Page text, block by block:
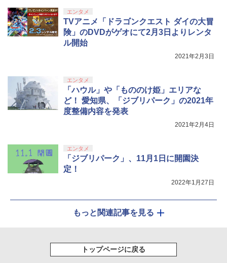
5
【Amazon.co.jp限定】劇場版モノノ怪
第三章 蛇神 (オリジナル特典:オリジナル
巾着＋メーカー特典:【坤と離】二振りの
剣、十翼より来たる！スタジオ描き下ろ
エンタメ
TVアニメ「ドラゴンクエスト ダイの大冒
険」のDVDがゲオにて2月3日よりレンタ
ル開始
2021年2月3日
エンタメ
「ハウル」や「もののけ姫」エリアな
ど！ 愛知県、「ジブリパーク」の2021年
度整備内容を発表
2021年2月4日
エンタメ
「ジブリパーク」、11月1日に開園決
定！
2022年1月27日
もっと関連記事を見る
トップページに戻る